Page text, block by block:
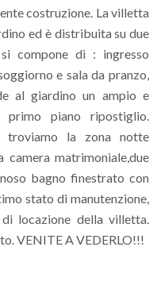
costruzione. La villetta
ed è distribuita su due
compone di : ingresso
e sala da pranzo,
al giardino un ampio e
piano ripostiglio.
troviamo la zona notte
camera matrimoniale,due
bagno finestrato con
stato di manutenzione,
locazione della villetta.
VENITE A VEDERLO!!!